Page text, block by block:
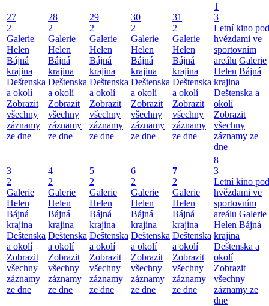
27
2
Galerie
Helen
Bájná
krajina
Deštenska
a okolí
Zobrazit
všechny
záznamy
ze dne
28
2
Galerie
Helen
Bájná
krajina
Deštenska
a okolí
Zobrazit
všechny
záznamy
ze dne
29
2
Galerie
Helen
Bájná
krajina
Deštenska
a okolí
Zobrazit
všechny
záznamy
ze dne
30
2
Galerie
Helen
Bájná
krajina
Deštenska
a okolí
Zobrazit
všechny
záznamy
ze dne
31
2
Galerie
Helen
Bájná
krajina
Deštenska
a okolí
Zobrazit
všechny
záznamy
ze dne
1
3
Letní kino pod
hvězdami ve
sportovním
areálu Galerie
Helen Bájná
krajina
Deštenska a
okolí
Zobrazit
všechny
záznamy ze
dne
3
2
Galerie
Helen
Bájná
krajina
Deštenska
a okolí
Zobrazit
všechny
záznamy
ze dne
4
2
Galerie
Helen
Bájná
krajina
Deštenska
a okolí
Zobrazit
všechny
záznamy
ze dne
5
2
Galerie
Helen
Bájná
krajina
Deštenska
a okolí
Zobrazit
všechny
záznamy
ze dne
6
2
Galerie
Helen
Bájná
krajina
Deštenska
a okolí
Zobrazit
všechny
záznamy
ze dne
7
2
Galerie
Helen
Bájná
krajina
Deštenska
a okolí
Zobrazit
všechny
záznamy
ze dne
8
3
Letní kino pod
hvězdami ve
sportovním
areálu Galerie
Helen Bájná
krajina
Deštenska a
okolí
Zobrazit
všechny
záznamy ze
dne